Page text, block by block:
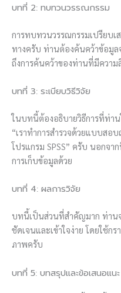
บทที่ 2: ทบทวนวรรณกรรม
การทบทวนวรรณกรรมเปรียบ
ทางครับ ท่านต้องค้นคว้าข้อมู
ถึงการค้นคว้าของท่านที่มีควา
บทที่ 3: ระเบียบวิธีวิจัย
ในบทนี้ต้องอธิบายวิธีการที่ท่าน
“เราทำการสำรวจด้วยแบบสอ
โปรแกรม SPSS” ครับ นอกจา
การเก็บข้อมูลด้วย
บทที่ 4: ผลการวิจัย
บทนี้เป็นส่วนที่สำคัญมาก ท่าน
ชัดเจนและเข้าใจง่าย โดยใช้ก
ภาพครับ
บทที่ 5: บทสรุปและข้อเสนอแนะ